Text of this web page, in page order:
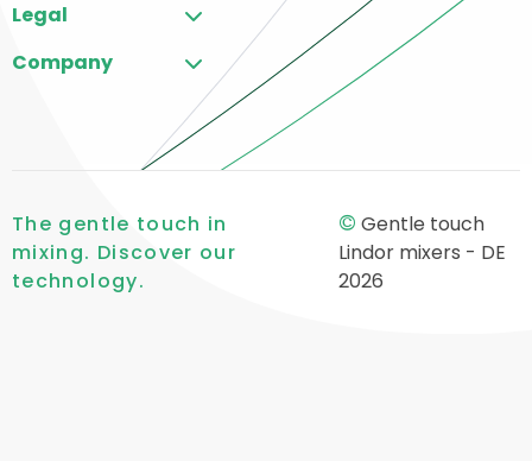
gehen
Legal
Company
The gentle touch in
mixing. Discover our
technology.
© Gentle touch
Lindor mixers - DE
2026